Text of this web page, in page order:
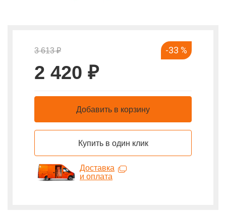
3 613 ₽ -33 %
2 420 ₽
Добавить в корзину
Купить в один клик
Доставка
и оплата